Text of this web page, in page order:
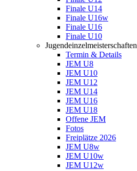
Finale U14
Finale U16w
Finale U16
Finale U10
Jugendeinzelmeisterschaften
Termin & Details
JEM U8
JEM U10
JEM U12
JEM U14
JEM U16
JEM U18
Offene JEM
Fotos
Freiplätze 2026
JEM U8w
JEM U10w
JEM U12w